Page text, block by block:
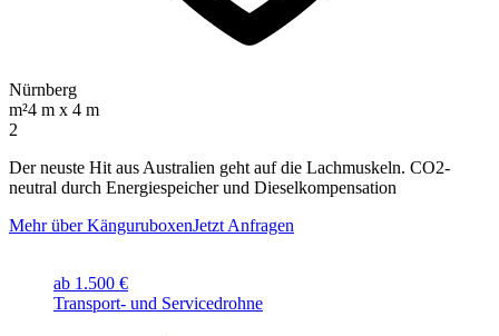
Nürnberg
m²4 m x 4 m
2
Der neuste Hit aus Australien geht auf die Lachmuskeln. CO2-
neutral durch Energiespeicher und Dieselkompensation
Mehr über KänguruboxenJetzt Anfragen
ab 1.500 €
Transport- und Servicedrohne